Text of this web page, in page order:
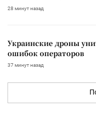
28 минут назад
Украинские дроны
ошибок операторов
37 минут назад